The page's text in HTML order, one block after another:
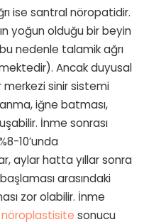
ise santral nöropatidir.
yoğun olduğu bir beyin
nedenle talamik ağrı
Ancak duyusal
merkezi sinir sistemi
iğne batması,
İnme sonrası
10’unda
aylar hatta yıllar sonra
arasındaki
zor olabilir. İnme
nöroplastisite sonucu